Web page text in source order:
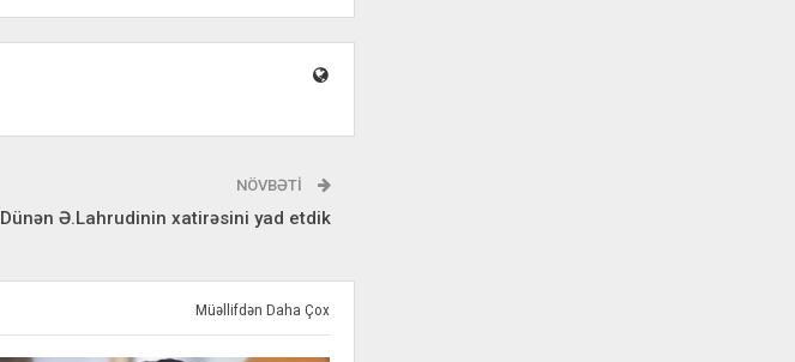
NÖVBƏTI
Dünən Ə.Lahrudinin xatirəsini yad etdik
Müəllifdən Daha Çox